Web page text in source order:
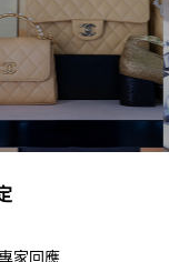
家回應